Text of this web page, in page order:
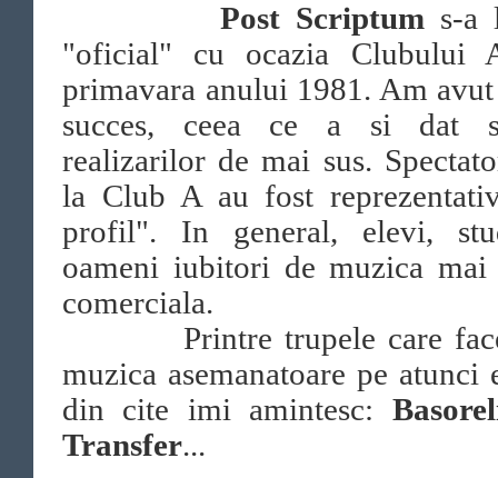
Post Scriptum s-a
"oficial" cu ocazia Clubului
primavara anului 1981. Am
succes, ceea ce a si dat
realizarilor de mai sus.
la Club A au fost
profil". In general, elevi,
oameni iubitori de muzica mai
comerciala.
Printre trupele care
muzica asemanatoare pe atunci
din cite imi amintesc:
Transfer...